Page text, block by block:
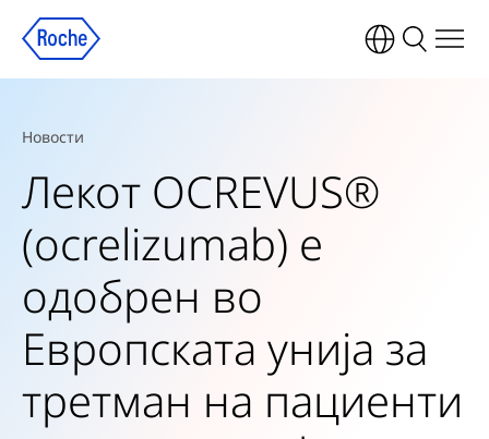
Новости
Лекот OCREVUS®
(ocrelizumab) е
одобрен во
Европската унија за
третман на пациенти